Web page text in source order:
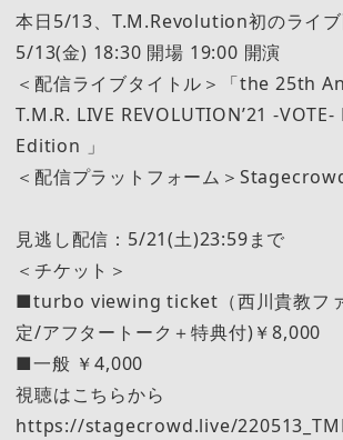
本日5/13、T.M.Revolution初のライブ
5/13(金) 18:30 開場 19:00 開演
＜配信ライブタイトル＞「the 25th
T.M.R. LIVE REVOLUTION’21 -
Edition 」
＜配信プラットフォーム＞
見逃し配信：5/21(土)23:59まで
＜チケット＞
■turbo viewing ticket（西川貴教フ
定/アフタートーク＋特典付)￥8,000
■一般 ￥4,000
視聴はこちらから
https://stagecrowd.live/